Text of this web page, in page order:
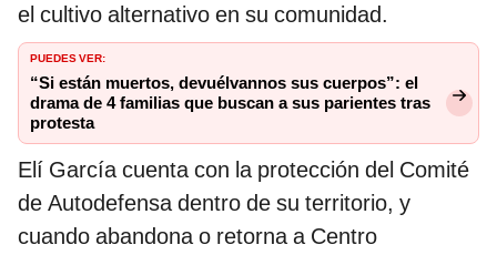
el cultivo alternativo en su comunidad.
PUEDES VER:
“Si están muertos, devuélvannos sus cuerpos”: el
drama de 4 familias que buscan a sus parientes tras
protesta
Elí García cuenta con la protección del Comité
de Autodefensa dentro de su territorio, y
cuando abandona o retorna a Centro